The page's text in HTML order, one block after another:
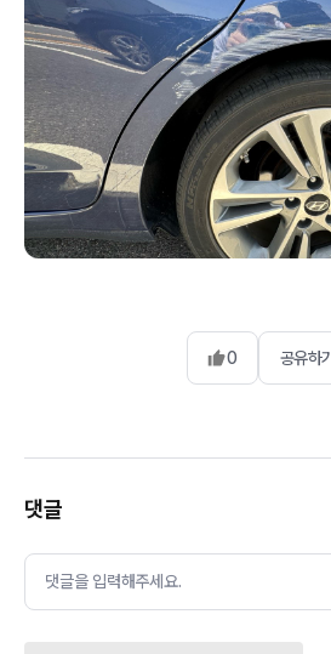
0 공유하기
댓글
댓글을 입력해주세요.